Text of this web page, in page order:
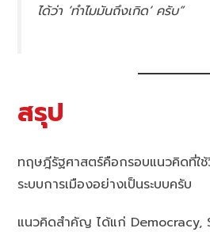
ได้ว่า ‘ทำไมมันถึงเกิด’ ครับ”
สรุป
ทฤษฎีรัฐศาสตร์คือกรอบแนวคิดที่ใช้
ระบบการเมืองอย่างเป็นระบบครับ
แนวคิดสำคัญ ได้แก่ Democracy,